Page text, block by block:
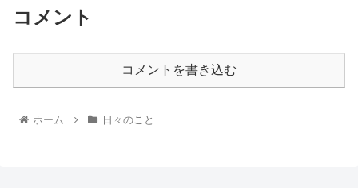
コメント
コメントを書き込む
ホーム 日々のこと